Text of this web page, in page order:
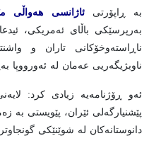
بە ڕاپۆرتیئاژانسی هەواڵی
بەرپرسێکی باڵای ئەمریکی،
ناڕاستەوخۆکانی تاران و
ناوبژیگەریی عەمان لە ئەورووپا
ئەو ڕۆژنامەیە زیادی کرد:
پێشنیارگەلی ئێران، پێویستی بە
دانوستانەکان لە شوێنێکی